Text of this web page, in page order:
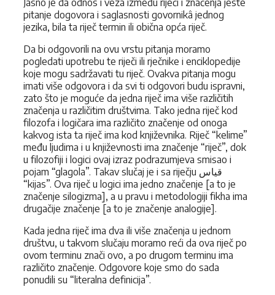
Jasno je da odnos i veza između riječi i značenja jeste
pitanje dogovora i saglasnosti govornikâ jednog
jezika, bila ta riječ termin ili obična opća riječ.
Da bi odgovorili na ovu vrstu pitanja moramo
pogledati upotrebu te riječi ili rječnike i enciklopedije
koje mogu sadržavati tu riječ. Ovakva pitanja mogu
imati više odgovora i da svi ti odgovori budu ispravni,
zato što je moguće da jedna riječ ima više različitih
značenja u različitim društvima. Tako jedna riječ kod
filozofa i logičara ima različito značenje od onoga
kakvog ista ta riječ ima kod književnika. Riječ “kelime”
među ljudima i u književnosti ima značenje “riječ”, dok
u filozofiji i logici ovaj izraz podrazumjeva smisao i
pojam “glagola”. Takav slučaj je i sa riječju قياس
“kijas”. Ova riječ u logici ima jedno značenje [a to je
značenje silogizma], a u pravu i metodologiji fikha ima
drugačije značenje [a to je značenje analogije].
Kada jedna riječ ima dva ili više značenja u jednom
društvu, u takvom slučaju moramo reći da ova riječ po
ovom terminu znači ovo, a po drugom terminu ima
različito značenje. Odgovore koje smo do sada
ponudili su “literalna definicija”.